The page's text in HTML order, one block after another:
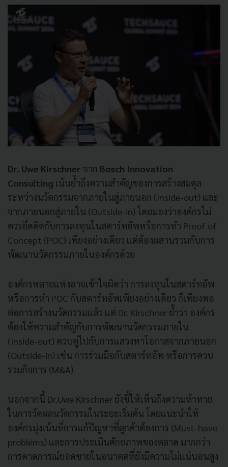
Dr. Uwe Kirschner จาก Bosch Innovation
Consulting เน้นย้ำถึงความสำคัญของการสร้างสมดุล
ระหว่างนวัตกรรมจากภายในสู่ภายนอก (Inside-out) และ
จากภายนอกสู่ภายใน (Outside-in) โดยมองว่าองค์กรไม่
ควรยึดติดกับการลงทุนในสตาร์ทอัพหรือการทำ Proof of
Concept (POC) เพียงอย่างเดียว แต่ต้องผสานรวมกับการ
พัฒนานวัตกรรมภายในองค์กรด้วย
องค์กรหลายแห่งอาจเข้าใจผิดว่า การลงทุนในสตาร์ทอัพ
หรือการทำ POC กับสตาร์ทอัพเพียงอย่างเดียว ก็เพียงพอ
ต่อการสร้างนวัตกรรมแล้ว แต่ Dr. Kirschner ย้ำว่า องค์กร
ต้องให้ความสำคัญกับการพัฒนานวัตกรรมภายใน
(Inside-out) ควบคู่ไปกับการแสวงหาโอกาสจากภายนอก
(Outside-in) เช่น การร่วมมือกับสตาร์ทอัพ หรือการควบ
รวมกิจการ (M&A)
นอกจากนี้ Dr.Uwe Kirschner ยังชี้ให้เห็นถึงความท้าทาย
ในการวัดผลนวัตกรรมในระยะเริ่มต้น โดยแนะนำให้
องค์กรมุ่งเน้นที่การแก้ปัญหาที่ลูกค้าต้องการ (Must-have
problems) และการประเมินศักยภาพของตลาด มากกว่า
การคาดการณ์ยอดขายในอนาคตที่ยังมีความไม่แน่นอนสูง